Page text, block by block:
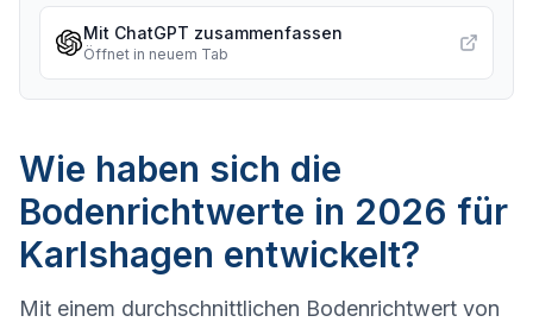
Mit ChatGPT zusammenfassen
Öffnet in neuem Tab
Wie haben sich die
Bodenrichtwerte in 2026 für
Karlshagen entwickelt?
Mit einem durchschnittlichen Bodenrichtwert von